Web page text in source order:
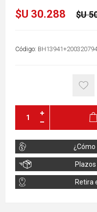
$U 30.288 $U
Código:
Retira